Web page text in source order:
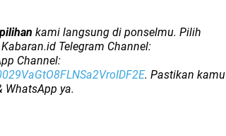
kami langsung di ponselmu. Pilih
Telegram Channel:
Channel:
. Pastikan kamu
ya.